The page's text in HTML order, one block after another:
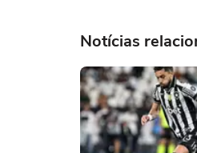
Notícias